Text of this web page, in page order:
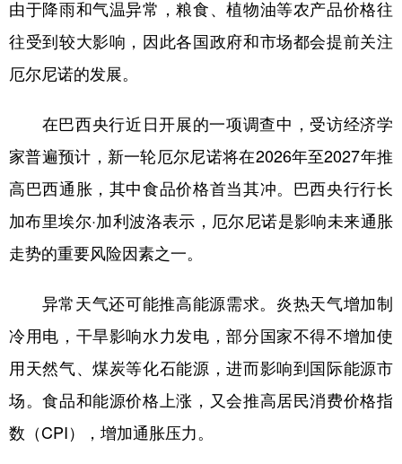
由于降雨和气温异常，粮食、植物油等农产品价格往
往受到较大影响，因此各国政府和市场都会提前关注
厄尔尼诺的发展。
在巴西央行近日开展的一项调查中，受访经济学
家普遍预计，新一轮厄尔尼诺将在2026年至2027年推
高巴西通胀，其中食品价格首当其冲。巴西央行行长
加布里埃尔·加利波洛表示，厄尔尼诺是影响未来通胀
走势的重要风险因素之一。
异常天气还可能推高能源需求。炎热天气增加制
冷用电，干旱影响水力发电，部分国家不得不增加使
用天然气、煤炭等化石能源，进而影响到国际能源市
场。食品和能源价格上涨，又会推高居民消费价格指
数（CPI），增加通胀压力。